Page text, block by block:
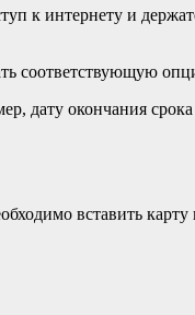
к интернету и
соответствующую
дату окончания
вставить